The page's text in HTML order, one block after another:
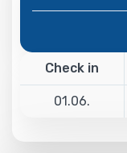
Check in
01.06.